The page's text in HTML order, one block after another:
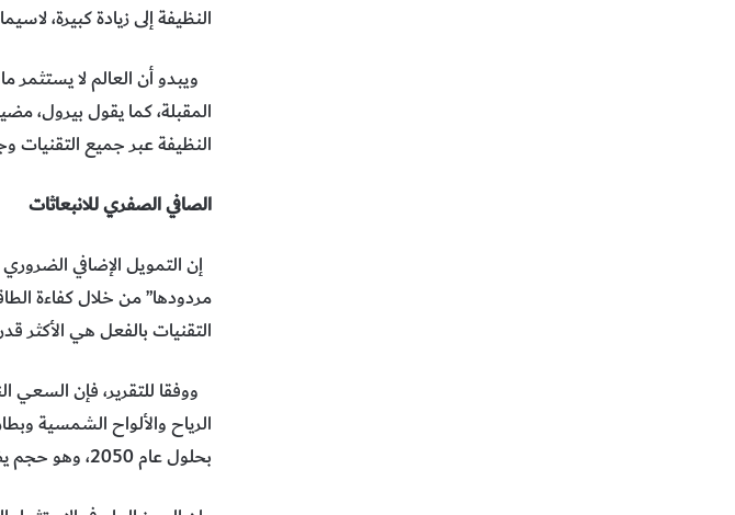
النظيفة إلى زيادة كبيرة،
ويبدو أن العالم لا يستثمر
المقبلة، كما يقول بيرول،
النظيفة عبر جميع
الصافي الصفري للانبعاثات
مردودها” من خلال كفاءة
التقنيات بالفعل هي الأكثر
ووفقا للتقرير، فإن
الرياح والألواح الشمسية
بحلول عام 2050، وهو حجم يضاهي سوق النفط الحالي.